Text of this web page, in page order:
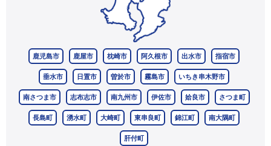
鹿児島市 鹿屋市 枕崎市 阿久根市 出水市 指宿市
垂水市 日置市 曽於市 霧島市 いちき串木野市
南さつま市 志布志市 南九州市 伊佐市 姶良市 さつま町
長島町 湧水町 大崎町 東串良町 錦江町 南大隅町
肝付町